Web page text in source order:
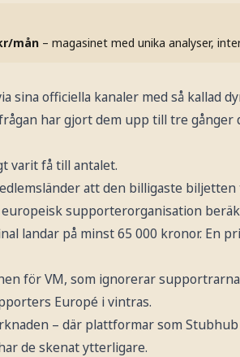
mån – magasinet med unika analyser,
sina officiella kanaler med så kallad
har gjort dem upp till tre gånger
varit få till antalet.
att den billigaste
europeisk supporterorganisation
landar på minst 65 000 kronor. En
för VM, som ignorerar
Europé i vintras.
– där plattformar som
de skenat ytterligare.